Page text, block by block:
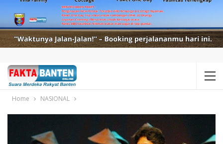
Home NASIONAL